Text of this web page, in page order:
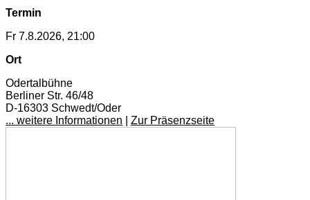
Termin
Fr 7.8.2026, 21:00
Ort
Odertalbühne
Berliner Str. 46/48
D-16303 Schwedt/Oder
... weitere Informationen
Zur Präsenzseite